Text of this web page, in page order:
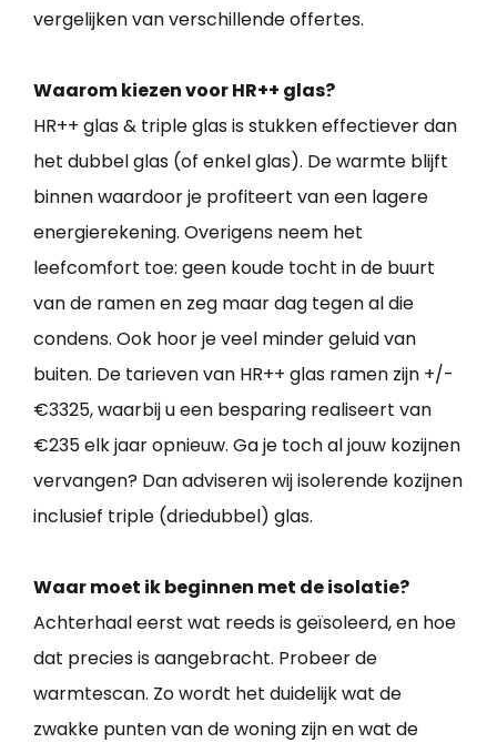
vergelijken van verschillende offertes.
Waarom kiezen voor HR++ glas?
HR++ glas & triple glas is stukken effectiever dan
het dubbel glas (of enkel glas). De warmte blijft
binnen waardoor je profiteert van een lagere
energierekening. Overigens neem het
leefcomfort toe: geen koude tocht in de buurt
van de ramen en zeg maar dag tegen al die
condens. Ook hoor je veel minder geluid van
buiten. De tarieven van HR++ glas ramen zijn +/-
€3325, waarbij u een besparing realiseert van
€235 elk jaar opnieuw. Ga je toch al jouw kozijnen
vervangen? Dan adviseren wij isolerende kozijnen
inclusief triple (driedubbel) glas.
Waar moet ik beginnen met de isolatie?
Achterhaal eerst wat reeds is geïsoleerd, en hoe
dat precies is aangebracht. Probeer de
warmtescan. Zo wordt het duidelijk wat de
zwakke punten van de woning zijn en wat de